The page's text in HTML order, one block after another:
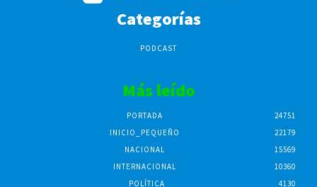
Categorías
PODCAST
Más leído
PORTADA
24751
INICIO_PEQUEÑO
22179
NACIONAL
15569
INTERNACIONAL
10360
POLÍTICA
4130